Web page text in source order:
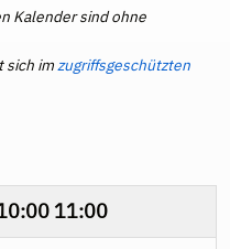
Kalender sind ohne
sich imzugriffsgeschützten
11:00